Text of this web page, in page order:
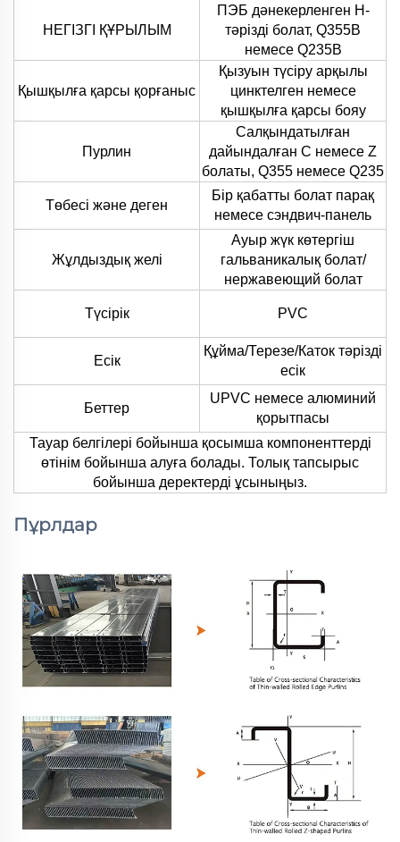
НЕГІЗГІ ҚҰРЫЛЫМ
ПЭБ дәнекерленген Н-
тәрізді болат, Q355B
немесе Q235B
Қышқылға қарсы қорғаныс
Қызуын түсіру арқылы
цинктелген немесе
қышқылға қарсы бояу
Пурлин
Салқындатылған
дайындалған С немесе Z
болаты, Q355 немесе Q235
Төбесі және деген
Бір қабатты болат парақ
немесе сэндвич-панель
Жұлдыздық желі
Ауыр жүк көтергіш
гальваникалық болат/
нержавеющий болат
Түсірік PVC
Есік
Құйма/Терезе/Каток тәрізді
есік
Беттер
UPVC немесе алюминий
қорытпасы
Тауар белгілері бойынша қосымша компоненттерді
өтінім бойынша алуға болады. Толық тапсырыс
бойынша деректерді ұсыныңыз.
Пұрлдар